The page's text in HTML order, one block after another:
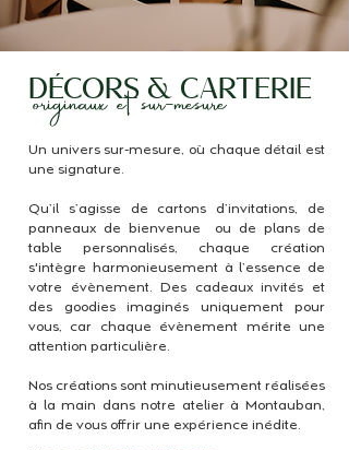
DÉCORS & CARTERIE
originauxet sur-mesure
Un univers sur-mesure, où chaque détail est
une signature.
Qu’il s’agisse de cartons d’invitations, de
panneaux de bienvenue ou de plans de
table personnalisés, chaque création
s'intègre harmonieusement à l’essence de
votre évènement. Des cadeaux invités et
des goodies imaginés uniquement pour
vous, car chaque évènement mérite une
attention particulière.
Nos créations sont minutieusement réalisées
à la main dans notre atelier à Montauban,
afin de vous offrir une expérience inédite.